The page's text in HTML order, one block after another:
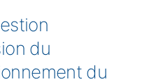
du
du